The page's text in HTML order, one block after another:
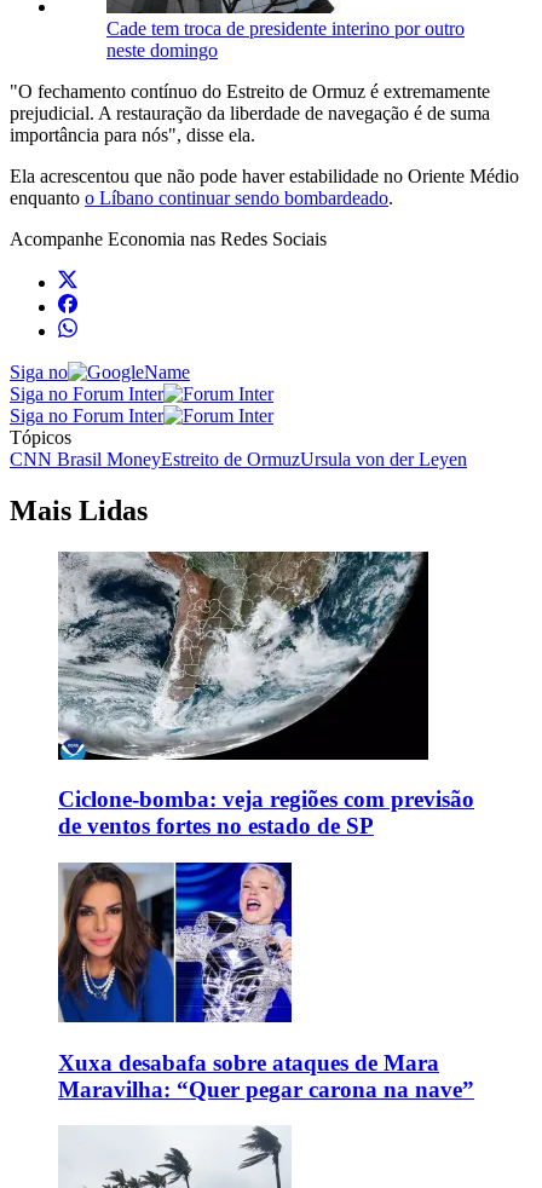
Cade tem troca de presidente interino por outro
neste domingo
"O fechamento contínuo do Estreito de Ormuz é extremamente
prejudicial. A restauração da liberdade de navegação é de suma
importância para nós", disse ela.
Ela acrescentou que não pode haver estabilidade no Oriente Médio
enquanto o Líbano continuar sendo bombardeado.
Acompanhe Economia nas Redes Sociais
Siga no
Siga no Forum Inter
Siga no Forum Inter
Tópicos
CNN Brasil MoneyEstreito de OrmuzUrsula von der Leyen
Mais Lidas
Ciclone-bomba: veja regiões com previsão
de ventos fortes no estado de SP
Xuxa desabafa sobre ataques de Mara
Maravilha: “Quer pegar carona na nave”